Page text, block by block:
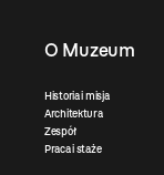
O Muzeum
Historia i misja
Architektura
Zespół
Praca i staże